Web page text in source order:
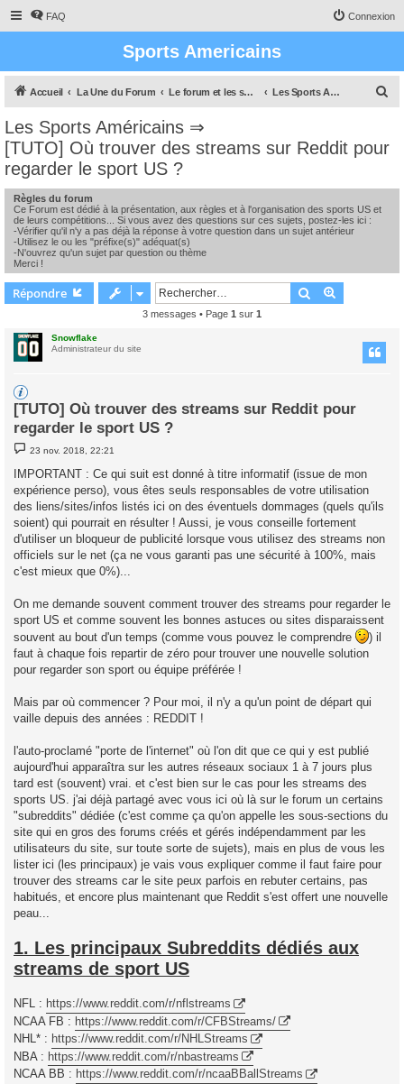
FAQ Connexion
Sports Americains
Accueil La Une du Forum Le forum et les sports americains Les Sports Américains
Les Sports Américains ⇒
[TUTO] Où trouver des streams sur Reddit pour
regarder le sport US ?
Règles du forum
Ce Forum est dédié à la présentation, aux règles et à l'organisation des sports US et
de leurs compétitions... Si vous avez des questions sur ces sujets, postez-les ici :
-Vérifier qu'il n'y a pas déjà la réponse à votre question dans un sujet antérieur
-Utilisez le ou les "préfixe(s)" adéquat(s)
-N'ouvrez qu'un sujet par question ou thème
Merci !
Répondre Rechercher
3 messages • Page 1 sur 1
Snowflake
Administrateur du site
[TUTO] Où trouver des streams sur Reddit pour
regarder le sport US ?
M
e
s
s
a
g
e
23 nov. 2018, 22:21
IMPORTANT : Ce qui suit est donné à titre informatif (issue de mon
expérience perso), vous êtes seuls responsables de votre utilisation
des liens/sites/infos listés ici on des éventuels dommages (quels qu'ils
soient) qui pourrait en résulter ! Aussi, je vous conseille fortement
d'utiliser un bloqueur de publicité lorsque vous utilisez des streams non
officiels sur le net (ça ne vous garanti pas une sécurité à 100%, mais
c'est mieux que 0%)...
On me demande souvent comment trouver des streams pour regarder le
sport US et comme souvent les bonnes astuces ou sites disparaissent
souvent au bout d'un temps (comme vous pouvez le comprendre
) il
faut à chaque fois repartir de zéro pour trouver une nouvelle solution
pour regarder son sport ou équipe préférée !
Mais par où commencer ? Pour moi, il n'y a qu'un point de départ qui
vaille depuis des années : REDDIT !
l'auto-proclamé "porte de l'internet" où l'on dit que ce qui y est publié
aujourd'hui apparaîtra sur les autres réseaux sociaux 1 à 7 jours plus
tard est (souvent) vrai. et c'est bien sur le cas pour les streams des
sports US. j'ai déjà partagé avec vous ici où là sur le forum un certains
"subreddits" dédiée (c'est comme ça qu'on appelle les sous-sections du
site qui en gros des forums créés et gérés indépendamment par les
utilisateurs du site, sur toute sorte de sujets), mais en plus de vous les
lister ici (les principaux) je vais vous expliquer comme il faut faire pour
trouver des streams car le site peux parfois en rebuter certains, pas
habitués, et encore plus maintenant que Reddit s'est offert une nouvelle
peau...
1. Les principaux Subreddits dédiés aux
streams de sport US
NFL : https://www.reddit.com/r/nflstreams
NCAA FB : https://www.reddit.com/r/CFBStreams/
NHL* : https://www.reddit.com/r/NHLStreams
NBA : https://www.reddit.com/r/nbastreams
NCAA BB : https://www.reddit.com/r/ncaaBBallStreams